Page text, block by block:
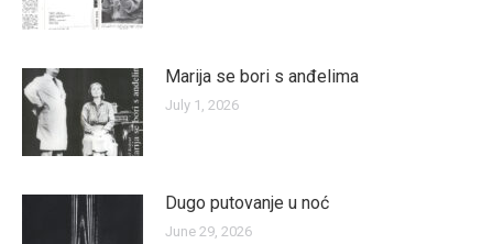
Marija se bori s anđelima
July 1, 2026
Dugo putovanje u noć
June 29, 2026